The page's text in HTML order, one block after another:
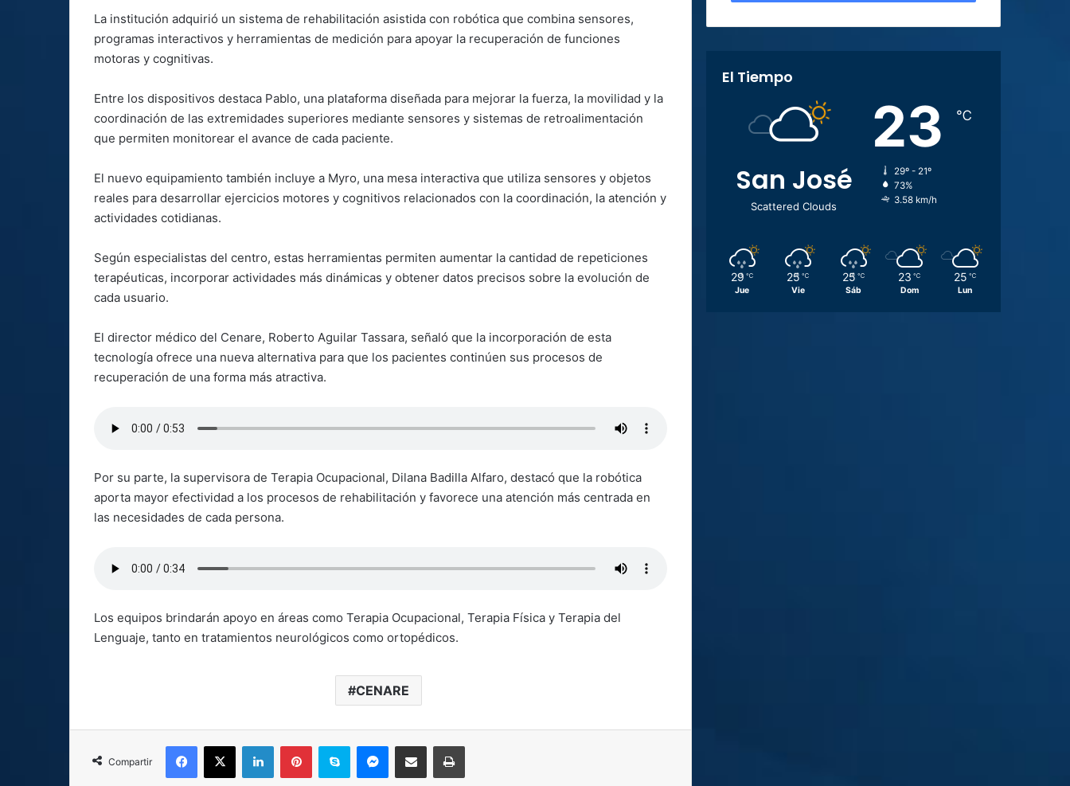
La institución adquirió un sistema de rehabilitación asistida con robótica que combina sensores,
programas interactivos y herramientas de medición para apoyar la recuperación de funciones
motoras y cognitivas.
Entre los dispositivos destaca Pablo, una plataforma diseñada para mejorar la fuerza, la movilidad y la
coordinación de las extremidades superiores mediante sensores y sistemas de retroalimentación
que permiten monitorear el avance de cada paciente.
El nuevo equipamiento también incluye a Myro, una mesa interactiva que utiliza sensores y objetos
reales para desarrollar ejercicios motores y cognitivos relacionados con la coordinación, la atención y
actividades cotidianas.
Según especialistas del centro, estas herramientas permiten aumentar la cantidad de repeticiones
terapéuticas, incorporar actividades más dinámicas y obtener datos precisos sobre la evolución de
cada usuario.
El director médico del Cenare, Roberto Aguilar Tassara, señaló que la incorporación de esta
tecnología ofrece una nueva alternativa para que los pacientes continúen sus procesos de
recuperación de una forma más atractiva.
Por su parte, la supervisora de Terapia Ocupacional, Dilana Badilla Alfaro, destacó que la robótica
aporta mayor efectividad a los procesos de rehabilitación y favorece una atención más centrada en
las necesidades de cada persona.
Los equipos brindarán apoyo en áreas como Terapia Ocupacional, Terapia Física y Terapia del
Lenguaje, tanto en tratamientos neurológicos como ortopédicos.
CENARE
Compartir
Facebook
X LinkedInPinterestSkype MessengerCompartir por correo electrónicoImprimir
El Tiempo
San José
Scattered Clouds
23 ℃
29º - 21º
73%
3.58 km/h
29 ℃
Jue
25 ℃
Vie
25 ℃
Sáb
23 ℃
Dom
25 ℃
Lun